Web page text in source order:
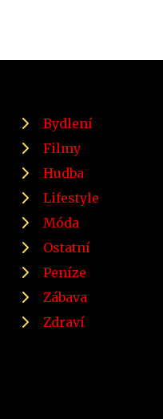
Bydlení
Filmy
Hudba
Lifestyle
Móda
Ostatní
Peníze
Zábava
Zdraví